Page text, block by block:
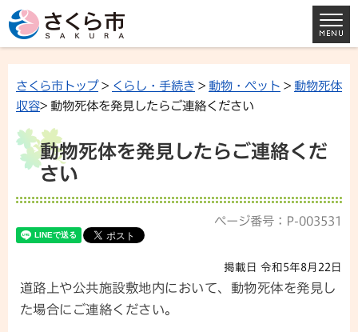
さくら市トップ> くらし・手続き > 動物・ペット > 動物死体
収容> 動物死体を発見したらご連絡ください
動物死体を発見したらご連絡くだ
さい
ページ番号：P-003531
掲載日 令和5年8月22日
道路上や公共施設敷地内において、動物死体を発見し
た場合にご連絡ください。